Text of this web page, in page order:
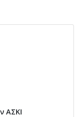
ΑΣΚΙ